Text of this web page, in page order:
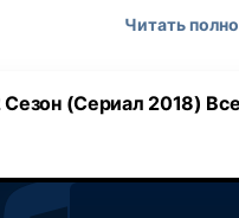
Все меняется
на месте очередного
её среди жертв
Читать
(Сериал 2018)